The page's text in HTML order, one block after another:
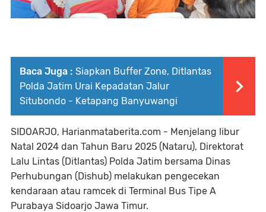
Baca Juga : Siapkan Buffer Zone, Ditlantas
Polda Jatim Urai Kepadatan Jalur
Situbondo - Ketapang Banyuwangi
SIDOARJO, Harianmataberita.com - Menjelang libur
Natal 2024 dan Tahun Baru 2025 (Nataru), Direktorat
Lalu Lintas (Ditlantas) Polda Jatim bersama Dinas
Perhubungan (Dishub) melakukan pengecekan
kendaraan atau ramcek di Terminal Bus Tipe A
Purabaya Sidoarjo Jawa Timur.